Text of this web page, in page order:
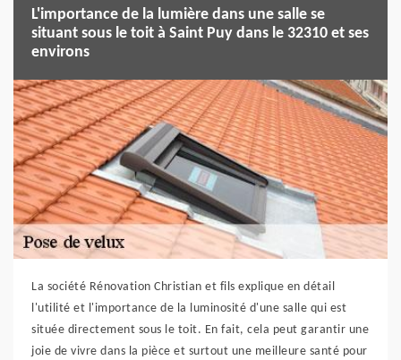
L'importance de la lumière dans une salle se
situant sous le toit à Saint Puy dans le 32310 et ses
environs
La société Rénovation Christian et fils explique en détail
l'utilité et l'importance de la luminosité d'une salle qui est
située directement sous le toit. En fait, cela peut garantir une
joie de vivre dans la pièce et surtout une meilleure santé pour